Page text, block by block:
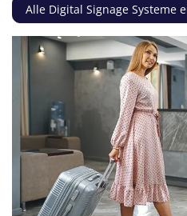
Alle Digital Signage Systeme